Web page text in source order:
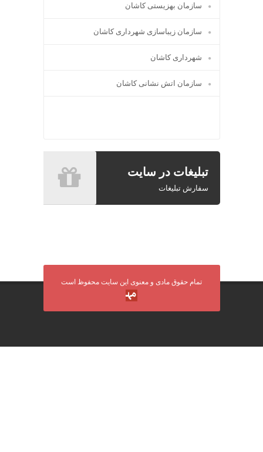
سازمان بهزیستی کاشان
سازمان زیباسازی شهرداری کاشان
شهرداری کاشان
سازمان اتش نشانی کاشان
تبلیغات در سایت
سفارش تبلیغات
تمام حقوق مادی و معنوی این سایت محفوظ است